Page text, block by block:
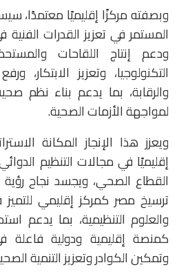
وبصفته مركزًا إقليميًا معتمدًا،
المستمر في تعزيز القدرات
ودعم إنتاج اللقاحات
التكنولوجيا، وتعزيز
والرقابة، بما يدعم بناء نظم
لمواجهة الأزمات الصحية.
ويعزز هذا الإنجاز المكانة
إقليميًا في مجالات التنظيم
القطاع الصحي، ويجسد نجاح
ترسيخ مصر كمركز إقليمي للتميز
والعلوم التنظيمية، بما يدعم
كمنصة إقليمية ودولية
وتمكين الكوادر وتعزيز التنمية